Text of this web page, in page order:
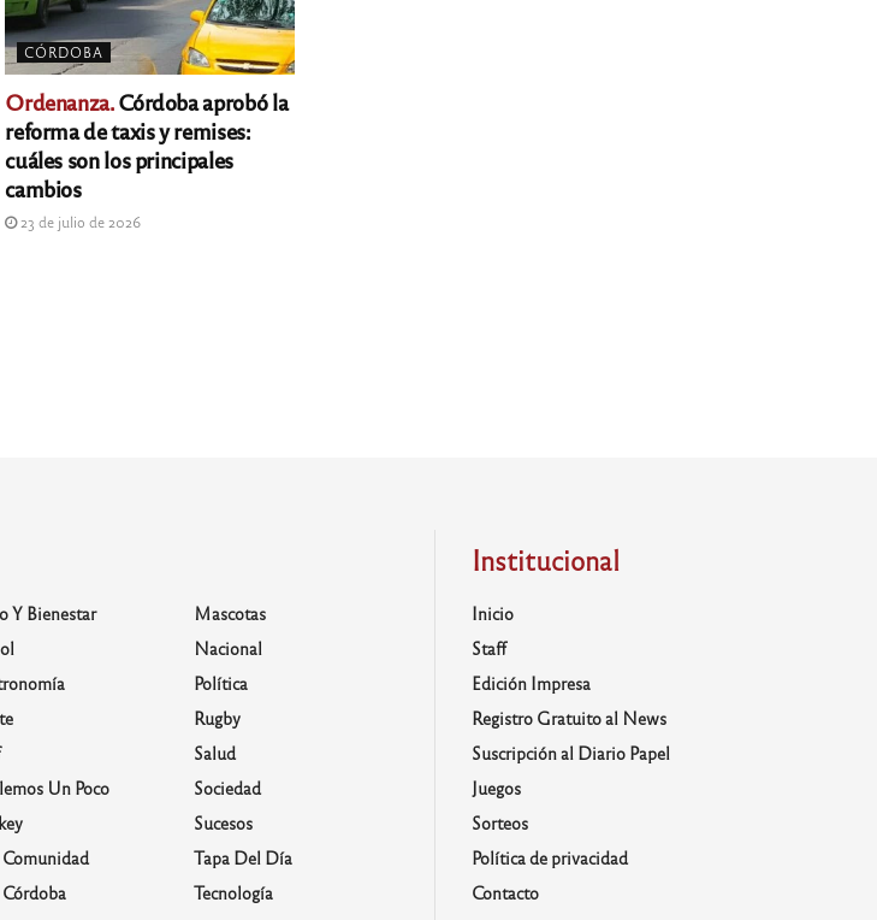
CÓRDOBA
Ordenanza.Córdoba aprobó la
reforma de taxis y remises:
cuáles son los principales
cambios
23 de julio de 2026
Y Bienestar
Un Poco
Mascotas
Nacional
Política
Rugby
Salud
Sociedad
Sucesos
Tapa Del Día
Tecnología
Institucional
Inicio
Staff
Edición Impresa
Registro Gratuito al News
Suscripción al Diario Papel
Juegos
Sorteos
Política de privacidad
Contacto